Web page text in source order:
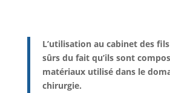
L’utilisation au cabinet des
sûrs du fait qu’ils sont
matériaux utilisé dans le
chirurgie.